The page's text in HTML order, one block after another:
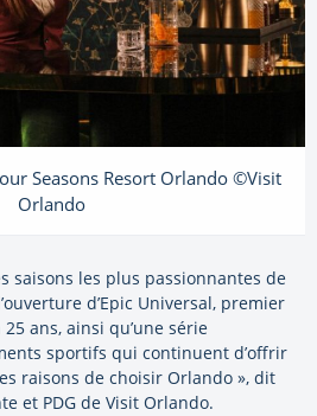
Seasons Resort Orlando ©Visit
Orlando
saisons les plus passionnantes de
d’Epic Universal, premier
ans, ainsi qu’une série
sportifs qui continuent d’offrir
raisons de choisir Orlando », dit
et PDG de Visit Orlando.